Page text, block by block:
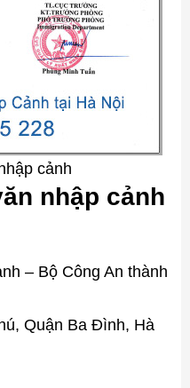
cảnh
nhập cảnh
– Bộ Công An thành
Quận Ba Đình, Hà